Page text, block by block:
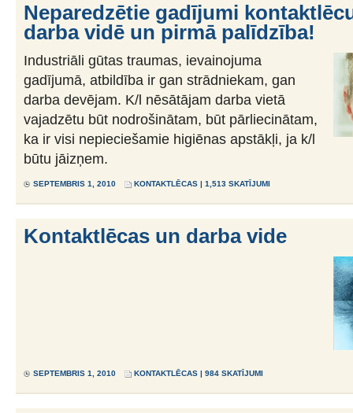
Neparedzētie gadījumi
darba vidē un pirmā palīdzība!
Industriāli gūtas traumas, ievainojuma
gadījumā, atbildība ir gan strādniekam, gan
darba devējam. K/l nēsātājam darba vietā
vajadzētu būt nodrošinātam, būt pārliecinātam,
ka ir visi nepieciešamie higiēnas apstākļi, ja k/l
būtu jāizņem.
SEPTEMBRIS 1, 2010 KONTAKTLĒCAS | 1,513 SKATĪJUMI
Kontaktlēcas un darba vide
SEPTEMBRIS 1, 2010 KONTAKTLĒCAS | 984 SKATĪJUMI